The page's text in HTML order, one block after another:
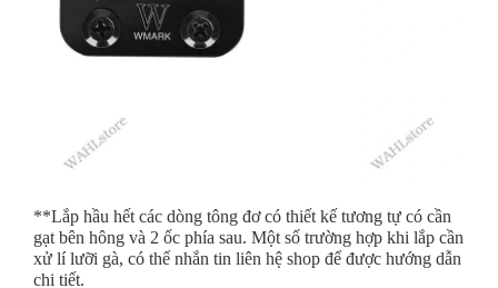
**Lắp hầu hết các dòng tông đơ có thiết kế tương tự có cần
gạt bên hông và 2 ốc phía sau. Một số trường hợp khi lắp cần
xử lí lưỡi gà, có thể nhắn tin liên hệ shop để được hướng dẫn
chi tiết.